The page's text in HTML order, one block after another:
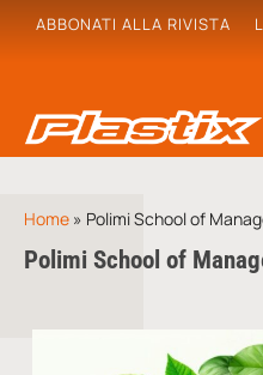
ABBONATI ALLA RIVISTA
Home » Polimi School of
Polimi School of